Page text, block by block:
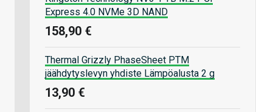
Express 4.0 NVMe 3D NAND
158,90 €
Thermal Grizzly PhaseSheet PTM
jäähdytyslevyn yhdiste Lämpöalusta 2 g
13,90 €